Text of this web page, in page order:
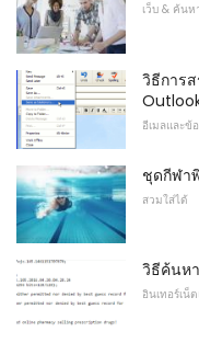
เว็บ & ค้นห
วิธีการส
อีเมลและข้
ชุดกีฬา
สวมใส่ได้
วิธีค้นห
อินเทอร์เน็